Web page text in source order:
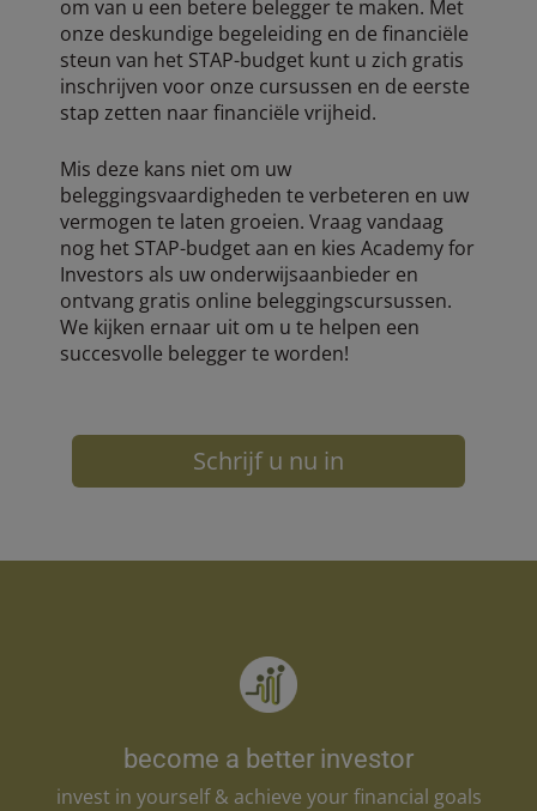
om van u een betere belegger te maken. Met
onze deskundige begeleiding en de financiële
steun van het STAP-budget kunt u zich gratis
inschrijven voor onze cursussen en de eerste
stap zetten naar financiële vrijheid.
Mis deze kans niet om uw
beleggingsvaardigheden te verbeteren en uw
vermogen te laten groeien. Vraag vandaag
nog het STAP-budget aan en kies Academy for
Investors als uw onderwijsaanbieder en
ontvang gratis online beleggingscursussen.
We kijken ernaar uit om u te helpen een
succesvolle belegger te worden!
Schrijf u nu in
become a better investor
invest in yourself & achieve your financial goals